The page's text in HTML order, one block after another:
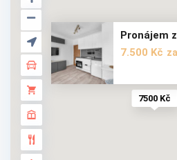
7500 Kč
Pronájem
7.500 Kč